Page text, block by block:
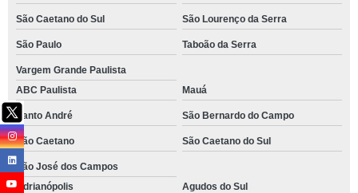
São Caetano do Sul São Lourenço da Serra
São Paulo Taboão da Serra
Vargem Grande Paulista
ABC Paulista
Mauá
Santo André São Bernardo do Campo
São Caetano São Caetano do Sul
São José dos Campos
Adrianópolis
Agudos do Sul